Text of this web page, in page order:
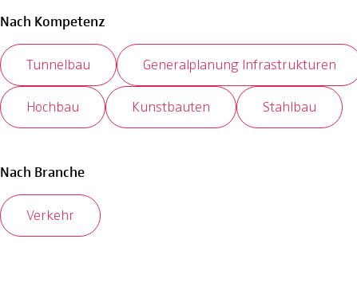
Nach Kompetenz
Tunnelbau Generalplanung Infrastrukturen
Hochbau Kunstbauten Stahlbau
Nach Branche
Verkehr